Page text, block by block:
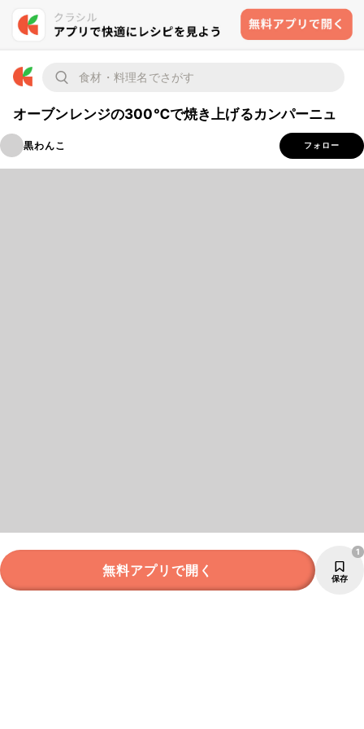
オーブンレンジの300℃で焼き上げるカンパーニュ
黒わんこ フォロー
無料アプリで開く 保存
1